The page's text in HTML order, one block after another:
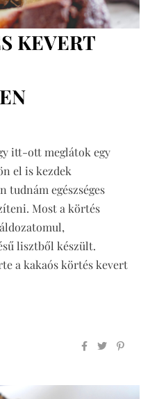
KEVERT
itt-ott meglátok egy
el is kezdek
tudnám egészséges
Most a körtés
lisztből készült.
a kakaós körtés kevert